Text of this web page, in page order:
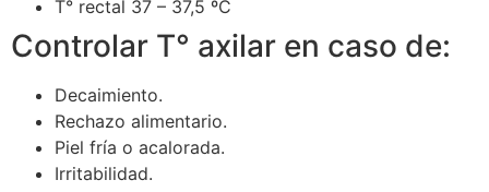
T° rectal 37 – 37,5 ºC
Controlar T° axilar en caso de:
Decaimiento.
Rechazo alimentario.
Piel fría o acalorada.
Irritabilidad.